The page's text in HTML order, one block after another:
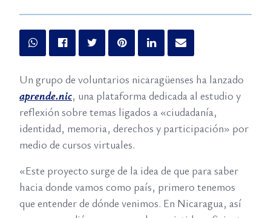
Un grupo de voluntarios nicaragüenses ha lanzado
aprende.nic, una plataforma dedicada al estudio y
reflexión sobre temas ligados a «ciudadanía,
identidad, memoria, derechos y participación» por
medio de cursos virtuales.
«Este proyecto surge de la idea de que para saber
hacia donde vamos como país, primero tenemos
que entender de dónde venimos. En Nicaragua, así